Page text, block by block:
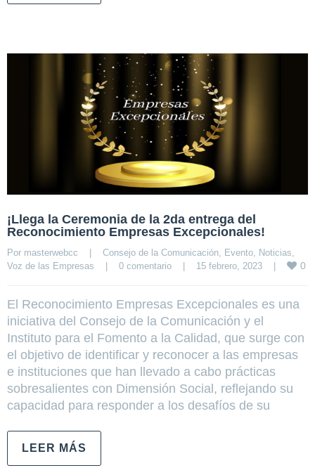
¡Llega la Ceremonia de la 2da entrega del
Reconocimiento Empresas Excepcionales!
Por masterwebcc Consejo de la Comunicación, Evento, Noticias
Voz de las Empresas
0 comentario 15 febrero, 2023 0
El Reconocimiento Empresas Excepcionales es una
iniciativa del Consejo de la Comunicación y el
Instituto para el Fomento a la Calidad, que surge con
el objetivo de identificar y reconocer a las empresas
e instituciones que han llevado a cabo prácticas
sobresalientes con Dimensión Social, reflejando su
capacidad para responder a los desafíos de su
LEER MÁS